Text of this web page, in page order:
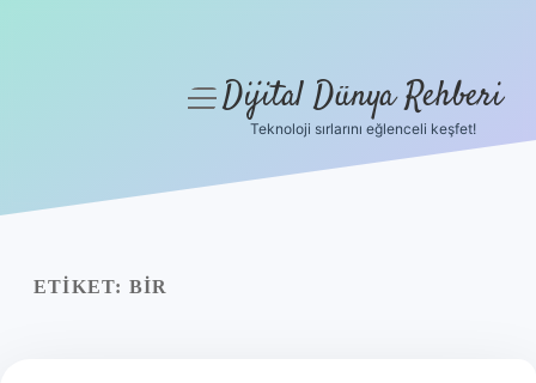
Yasal Uyarı
menüyüDijital Dünya Rehberi
Teknoloji sırlarını eğlenceli keşfet!
ETIKET: BIR